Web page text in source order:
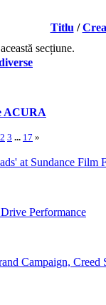
Titlu /
secțiune.
ACURA
2 3 ... 17 »
at Sundance Film
Performance
Campaign, Creed